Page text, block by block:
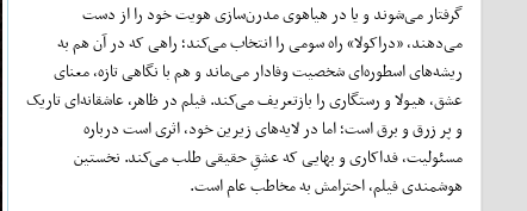
گرفتار می‌شوند و یا در هیاهوی مدرن‌سازی هویت خود را از دست
می‌دهند، «دراکولا» راه سومی را انتخاب می‌کند؛ راهی که در آن هم به
ریشه‌های اسطوره‌ای شخصیت وفادار می‌ماند و هم با نگاهی تازه، معنای
عشق، هیولا و رستگاری را بازتعریف می‌کند. فیلم در ظاهر، عاشقانه‌ای تاریک
و پر زرق ‌و برق است؛ اما در لایه‌های زیرین خود، اثری است درباره
مسئولیت، فداکاری و بهایی که عشقِ حقیقی طلب می‌کند. نخستین
هوشمندی فیلم، احترامش به مخاطب عام است.